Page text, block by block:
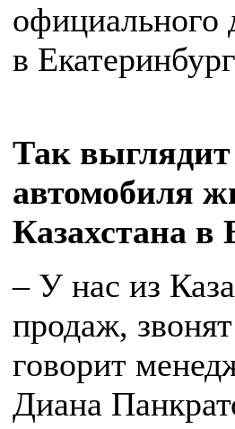
официального
в
Так
автомобиля
Казахстана в
– У нас из
продаж,
говорит
Диана